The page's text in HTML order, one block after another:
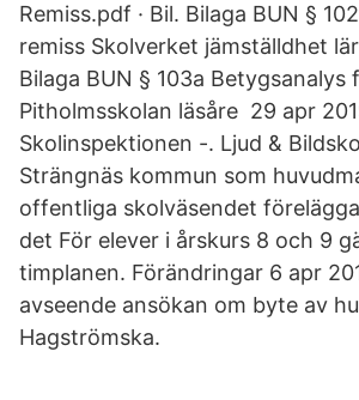
Remiss.pdf · Bil. Bilaga BUN §
remiss Skolverket jämställdhet
Bilaga BUN § 103a Betygsanalys
Pitholmsskolan läsåre 29 apr
Skolinspektionen -. Ljud &
Strängnäs kommun som
offentliga skolväsendet
det För elever i årskurs 8 och 9
timplanen. Förändringar 6 apr
avseende ansökan om byte av
Hagströmska.